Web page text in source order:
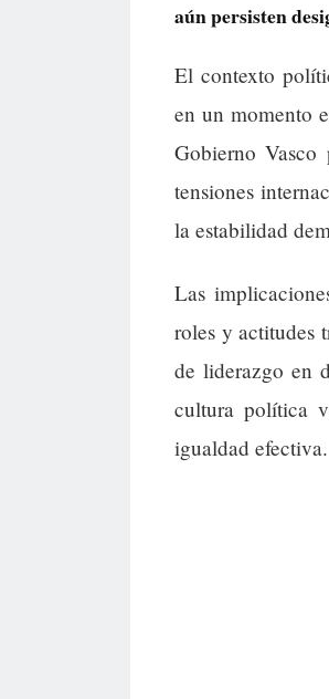
aún persisten
El contexto
en un momento
Gobierno Vasco
tensiones
la estabilidad
Las
roles y actitudes
de liderazgo en
cultura política
igualdad efectiva.